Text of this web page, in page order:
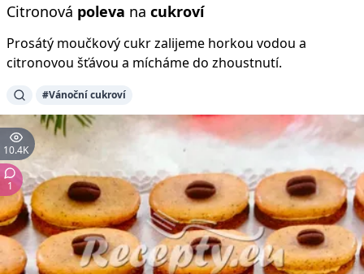
Citronová poleva na cukroví
Prosátý moučkový cukr zalijeme horkou vodou a
citronovou šťávou a mícháme do zhoustnutí.
#Vánoční cukroví
10.4K
1